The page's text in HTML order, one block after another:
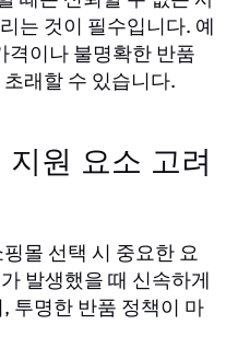
는 것이 필수입니다. 예
격이나 불명확한 반품
래할 수 있습니다.
원 요소 고려
몰 선택 시 중요한 요
발생했을 때 신속하게
투명한 반품 정책이 마